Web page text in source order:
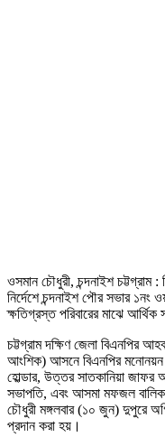
ওসমান চৌধুরী, চন্দনাইশ চট্টগ্রাম
নির্দেশে চন্দনাইশ পৌর সভার ১নং
ক্ষতিগ্রস্ত পরিবারের মাঝে আর্থিক
চট্টগ্রাম দক্ষিণ জেলা বিএনপির
আংশিক) আসনে বিএনপির মনোনয়ন
হোল্ডার, উত্তর সাতকানিয়া জাফর
সভাপতি, এবং আসমা মফজল
চৌধুরী মঙ্গলবার (১০ জুন) দুপুরে
প্রদান করা হয়।